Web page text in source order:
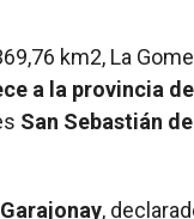
km2, La
a la provincia
San Sebastián
,